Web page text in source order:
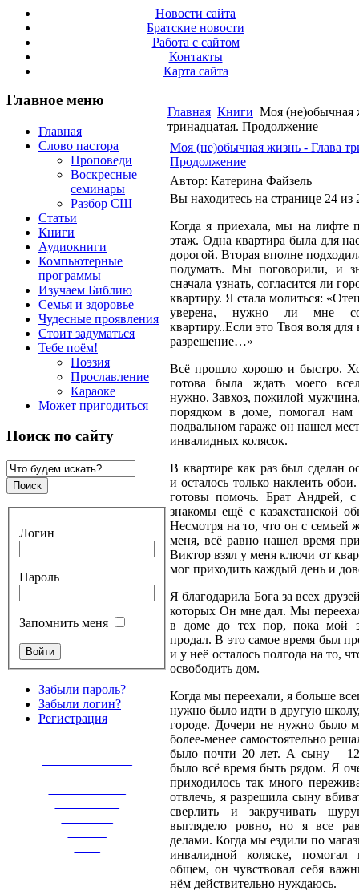
Новости сайта
Братские новости
Работа с сайтом
Контакты
Карта сайта
Главное меню
Главная
Слово пастора
Проповеди
Воскресные
семинары
Разбор СШ
Статьи
Книги
Аудиокниги
Компьютерные
программы
Изучаем Библию
Семья и здоровье
Чудесные проявления
Стоит задуматься
Тебе поём!
Поэзия
Прославление
Караоке
Может пригодиться
Поиск по сайту
Логин
Пароль
Запомнить меня
Забыли пароль?
Забыли логин?
Регистрация
Главная Книги Моя (не)обычная
тринадцатая. Продолжение
Моя (не)обычная жизнь - Глава
Продолжение
Автор: Катерина Файзель
Вы находитесь на странице 24 из
Когда я приехала, мы на лифте
этаж. Одна квартира была для
дорогой. Вторая вполне
подумать. Мы поговорили, и
сначала узнать, согласится ли
квартиру. Я стала молиться:
уверена, нужно ли мне
квартиру..Если это Твоя воля для
разрешение…»
Всё прошло хорошо и быстро.
готова была ждать моего
нужно. Завхоз, пожилой
порядком в доме, помогал
подвальном гараже он нашел
инвалидных колясок.
В квартире как раз был сделан
и осталось только наклеить
готовы помочь. Брат Андрей,
знакомы ещё с казахстанской
Несмотря на то, что он с семьей
меня, всё равно нашел время
Виктор взял у меня ключи от
мог приходить каждый день и
Я благодарила Бога за всех
которых Он мне дал. Мы
в доме до тех пор, пока мой
продал. В это самое время был
и у неё осталось полгода на то,
освободить дом.
Когда мы переехали, я больше
нужно было идти в другую
городе. Дочери не нужно было
более-менее самостоятельно
было почти 20 лет. А сыну –
было всё время быть рядом. Я
приходилось так много
отвлечь, я разрешила сыну
сверлить и закручивать
выглядело ровно, но я все
делами. Когда мы ездили по
инвалидной коляске,
общем, он чувствовал себя
нём действительно нуждаюсь.